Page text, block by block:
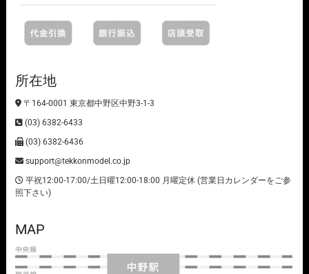
所在地
〒164-0001 東京都中野区中野3-1-3
(03) 6382-6433
(03) 6382-6436
support@tekkonmodel.co.jp
平祝12:00-17:00/土日曜12:00-18:00 月曜定休 (営業日カレンダーをご参
照下さい)
MAP